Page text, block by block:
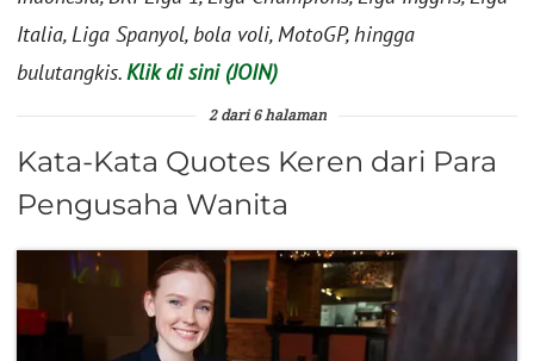
Italia, Liga Spanyol, bola voli, MotoGP, hingga
bulutangkis.Klik di sini (JOIN)
2 dari 6 halaman
Kata-Kata Quotes Keren dari Para
Pengusaha Wanita